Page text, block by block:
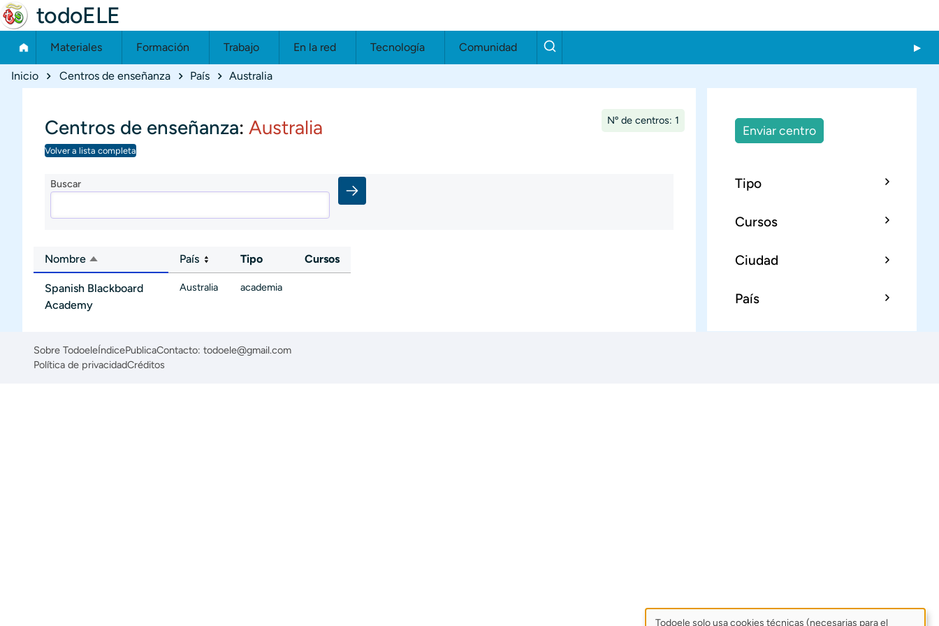
todoELE
Materiales Formación Trabajo En la red Tecnología Comunidad
Ruta de navegación
Inicio Centros de enseñanza País Australia
Centros de enseñanza: Australia Nº de centros: 1
Volver a lista completa
Buscar
Nombre Ordenar descendente
País Tipo Cursos
Spanish Blackboard
Academy
Australia academia
Enviar centro
Tipo
Cursos
Ciudad
País
Sobre TodoeleÍndicePublicaContacto: todoele@gmail.com
Política de privacidadCréditos
Todoele solo usa cookies técnicas (necesarias para el